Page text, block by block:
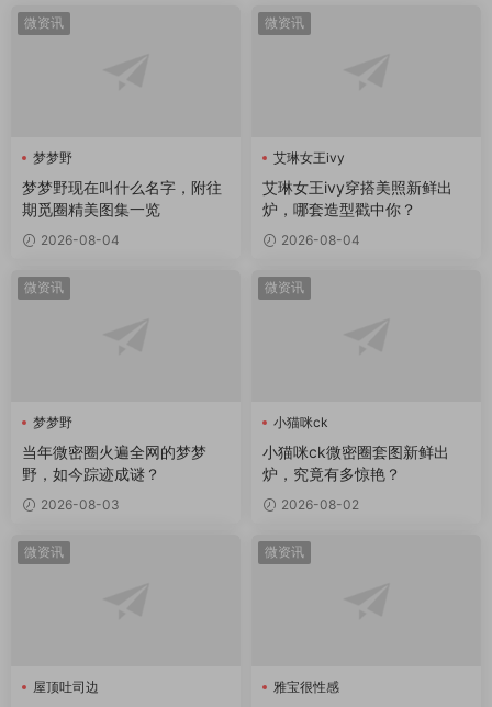
微资讯
梦梦野
梦梦野现在叫什么名字，附往
期觅圈精美图集一览
2026-08-04
微资讯
艾琳女王ivy
艾琳女王ivy穿搭美照新鲜出
炉，哪套造型戳中你？
2026-08-04
微资讯
梦梦野
当年微密圈火遍全网的梦梦
野，如今踪迹成谜？
2026-08-03
微资讯
小猫咪ck
小猫咪ck微密圈套图新鲜出
炉，究竟有多惊艳？
2026-08-02
微资讯
屋顶吐司边
微资讯
雅宝很性感